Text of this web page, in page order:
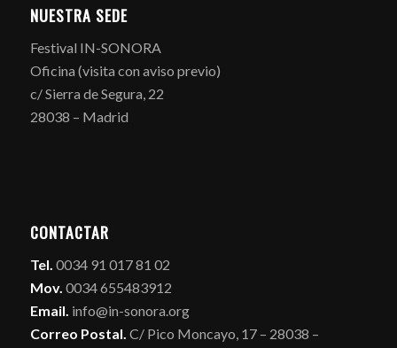
NUESTRA SEDE
Festival IN-SONORA
Oficina (visita con aviso previo)
c/ Sierra de Segura, 22
28038 – Madrid
CONTACTAR
Tel. 0034 91 017 81 02
Mov. 0034 655483912
Email. info@in-sonora.org
Correo Postal. C/ Pico Moncayo, 17 – 28038 –